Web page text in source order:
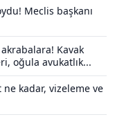
Meclis başkanı
Kavak
oğula avukatlık...
ne kadar, vizeleme ve